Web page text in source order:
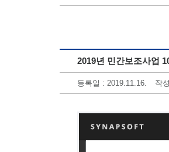
2019년 민간보조사업
등록일 : 2019.11.16. 작